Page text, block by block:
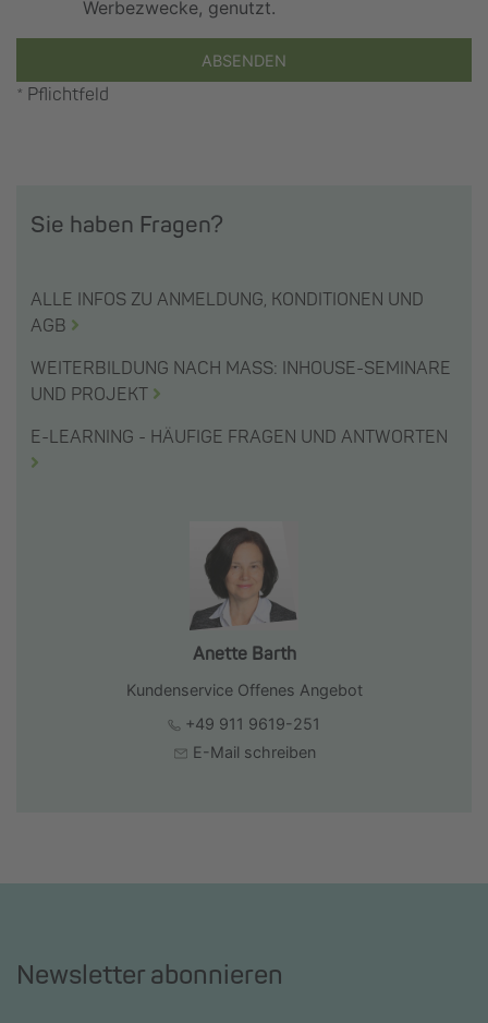
Werbezwecke, genutzt.
ABSENDEN
* Pflichtfeld
Sie haben Fragen?
ALLE INFOS ZU ANMELDUNG, KONDITIONEN UND
AGB
WEITERBILDUNG NACH MASS: INHOUSE-SEMINARE
UND PROJEKT
E-LEARNING - HÄUFIGE FRAGEN UND ANTWORTEN
Anette Barth
Kundenservice Offenes Angebot
+49 911 9619-251
E-Mail schreiben
Newsletter abonnieren